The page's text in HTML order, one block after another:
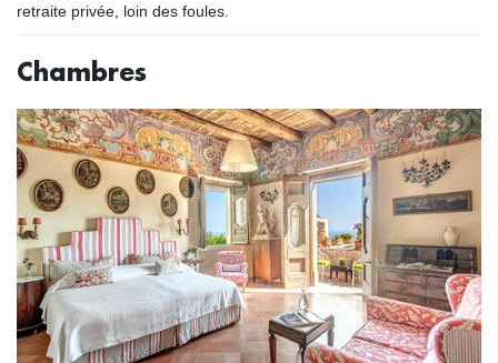
retraite privée, loin des foules.
Chambres